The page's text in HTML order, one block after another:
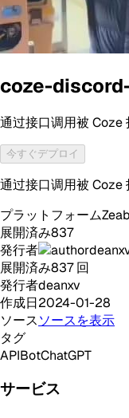
coze-
通过接口调用被 Coze
今すぐデプロイ
通过接口调用被 Coze
プラットフォーム
展開済み837
発行者
展開済み837 回
発行者deanxv
作成日2024-01-28
ソースソースを表示
タグ
APIBotChatGPT
サービス